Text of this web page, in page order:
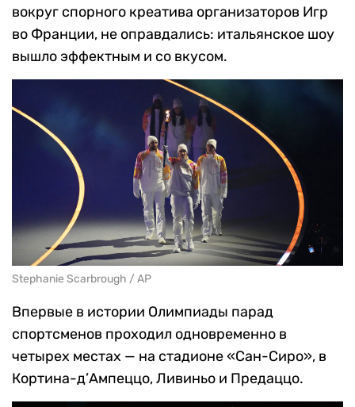
вокруг спорного креатива организаторов Игр
во Франции, не оправдались: итальянское шоу
вышло эффектным и со вкусом.
Stephanie Scarbrough / AP
Впервые в истории Олимпиады парад
спортсменов проходил одновременно в
четырех местах — на стадионе «Сан-Сиро», в
Кортина-д’Ампеццо, Ливиньо и Предаццо.